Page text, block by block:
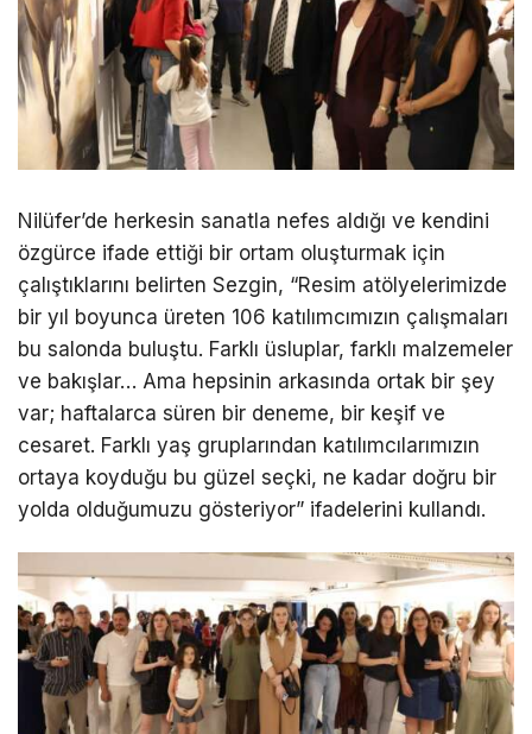
Nilüfer’de herkesin sanatla nefes aldığı ve kendini
özgürce ifade ettiği bir ortam oluşturmak için
çalıştıklarını belirten Sezgin, “Resim atölyelerimizde
bir yıl boyunca üreten 106 katılımcımızın çalışmaları
bu salonda buluştu. Farklı üsluplar, farklı malzemeler
ve bakışlar… Ama hepsinin arkasında ortak bir şey
var; haftalarca süren bir deneme, bir keşif ve
cesaret. Farklı yaş gruplarından katılımcılarımızın
ortaya koyduğu bu güzel seçki, ne kadar doğru bir
yolda olduğumuzu gösteriyor” ifadelerini kullandı.